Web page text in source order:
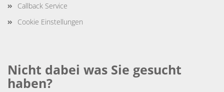
Callback Service
Cookie Einstellungen
Nicht dabei was Sie gesucht
haben?